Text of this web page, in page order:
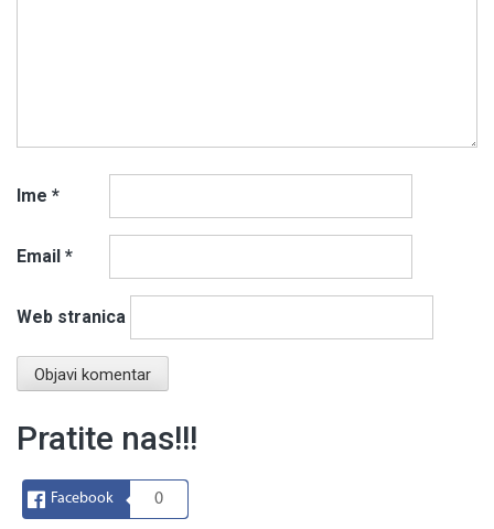
Ime *
Email *
Web stranica
Pratite nas!!!
Facebook 0